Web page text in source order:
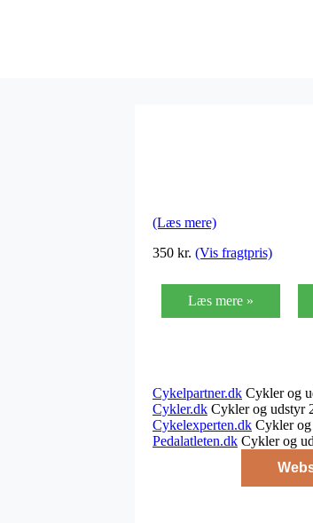
(Læs mere)
350 kr. (Vis fragtpris)
Læs mere »
Cykelpartner.dk Cykler og
Cykler.dk Cykler og udstyr
Cykelexperten.dk Cykler
Pedalatleten.dk Cykler og